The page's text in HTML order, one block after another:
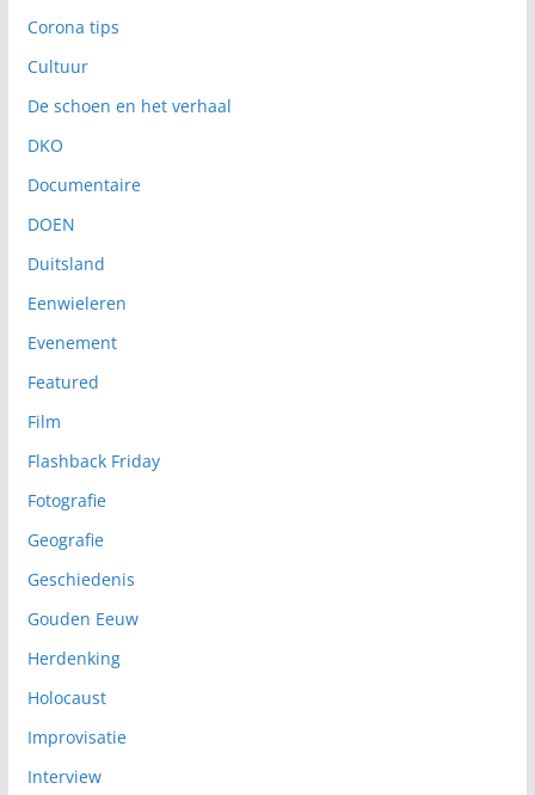
Corona tips
Cultuur
De schoen en het verhaal
DKO
Documentaire
DOEN
Duitsland
Eenwieleren
Evenement
Featured
Film
Flashback Friday
Fotografie
Geografie
Geschiedenis
Gouden Eeuw
Herdenking
Holocaust
Improvisatie
Interview